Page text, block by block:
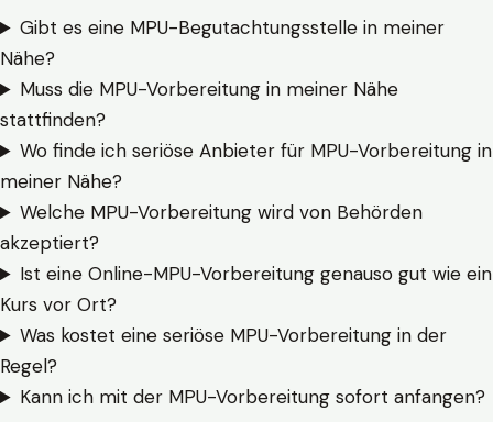
Gibt es eine MPU-Begutachtungsstelle in meiner
Nähe?
Muss die MPU-Vorbereitung in meiner Nähe
stattfinden?
Wo finde ich seriöse Anbieter für MPU-Vorbereitung in
meiner Nähe?
Welche MPU-Vorbereitung wird von Behörden
akzeptiert?
Ist eine Online-MPU-Vorbereitung genauso gut wie ein
Kurs vor Ort?
Was kostet eine seriöse MPU-Vorbereitung in der
Regel?
Kann ich mit der MPU-Vorbereitung sofort anfangen?